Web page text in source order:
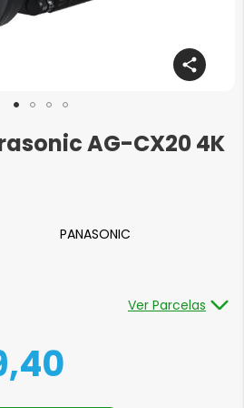
AG-CX20 4K
PANASONIC
Ver Parcelas
sem juros